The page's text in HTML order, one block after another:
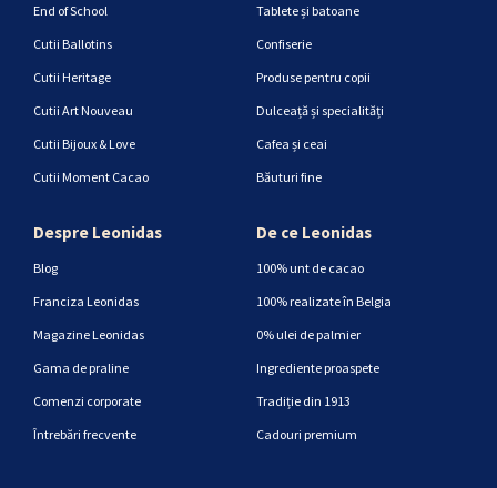
End of School
Cutii Ballotins
Cutii Heritage
Cutii Art Nouveau
Cutii Bijoux & Love
Cutii Moment Cacao
Tablete și batoane
Confiserie
Produse pentru copii
Dulceață și specialități
Cafea și ceai
Băuturi fine
Despre Leonidas
Blog
Franciza Leonidas
Magazine Leonidas
Gama de praline
Comenzi corporate
Întrebări frecvente
De ce Leonidas
100% unt de cacao
100% realizate în Belgia
0% ulei de palmier
Ingrediente proaspete
Tradiție din 1913
Cadouri premium